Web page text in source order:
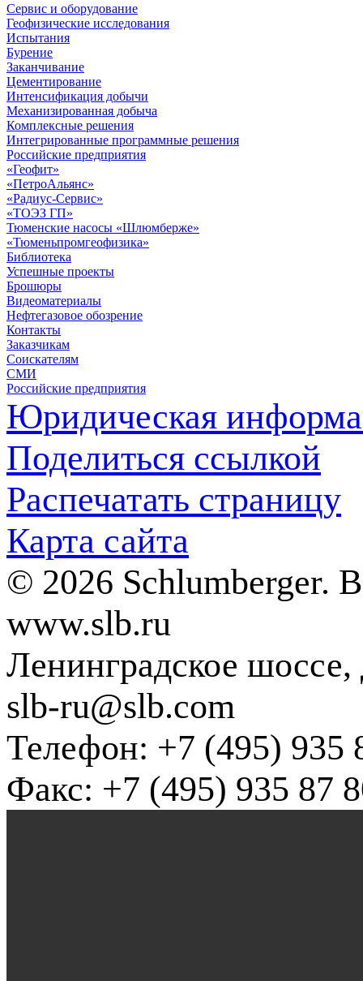
Сервис и оборудование
Геофизические исследования
Испытания
Бурение
Заканчивание
Цементирование
Интенсификация добычи
Механизированная добыча
Комплексные решения
Интегрированные программные решения
Российские предприятия
«Геофит»
«ПетроАльянс»
«Радиус-Сервис»
«ТОЭЗ ГП»
Тюменские насосы «Шлюмберже»
«Тюменьпромгеофизика»
Библиотека
Успешные проекты
Брошюры
Видеоматериалы
Нефтегазовое обозрение
Контакты
Заказчикам
Соискателям
СМИ
Российские предприятия
Юридическая
Поделиться ссылкой
Распечатать страницу
Карта сайта
© 2026 Schlumberger.
www.slb.ru
Ленинградское
slb-ru@slb.com
Телефон: +7 (495) 935
Факс: +7 (495) 935 87